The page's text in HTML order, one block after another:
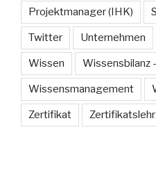
Projektmanager (IHK)
Twitter Unternehmen
Wissen Wissensbilanz
Wissensmanagement
Zertifikat